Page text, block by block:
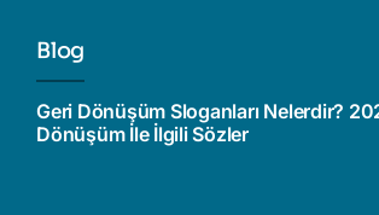
Blog
Geri Dönüşüm Sloganları Nelerdir?
Dönüşüm İle İlgili Sözler